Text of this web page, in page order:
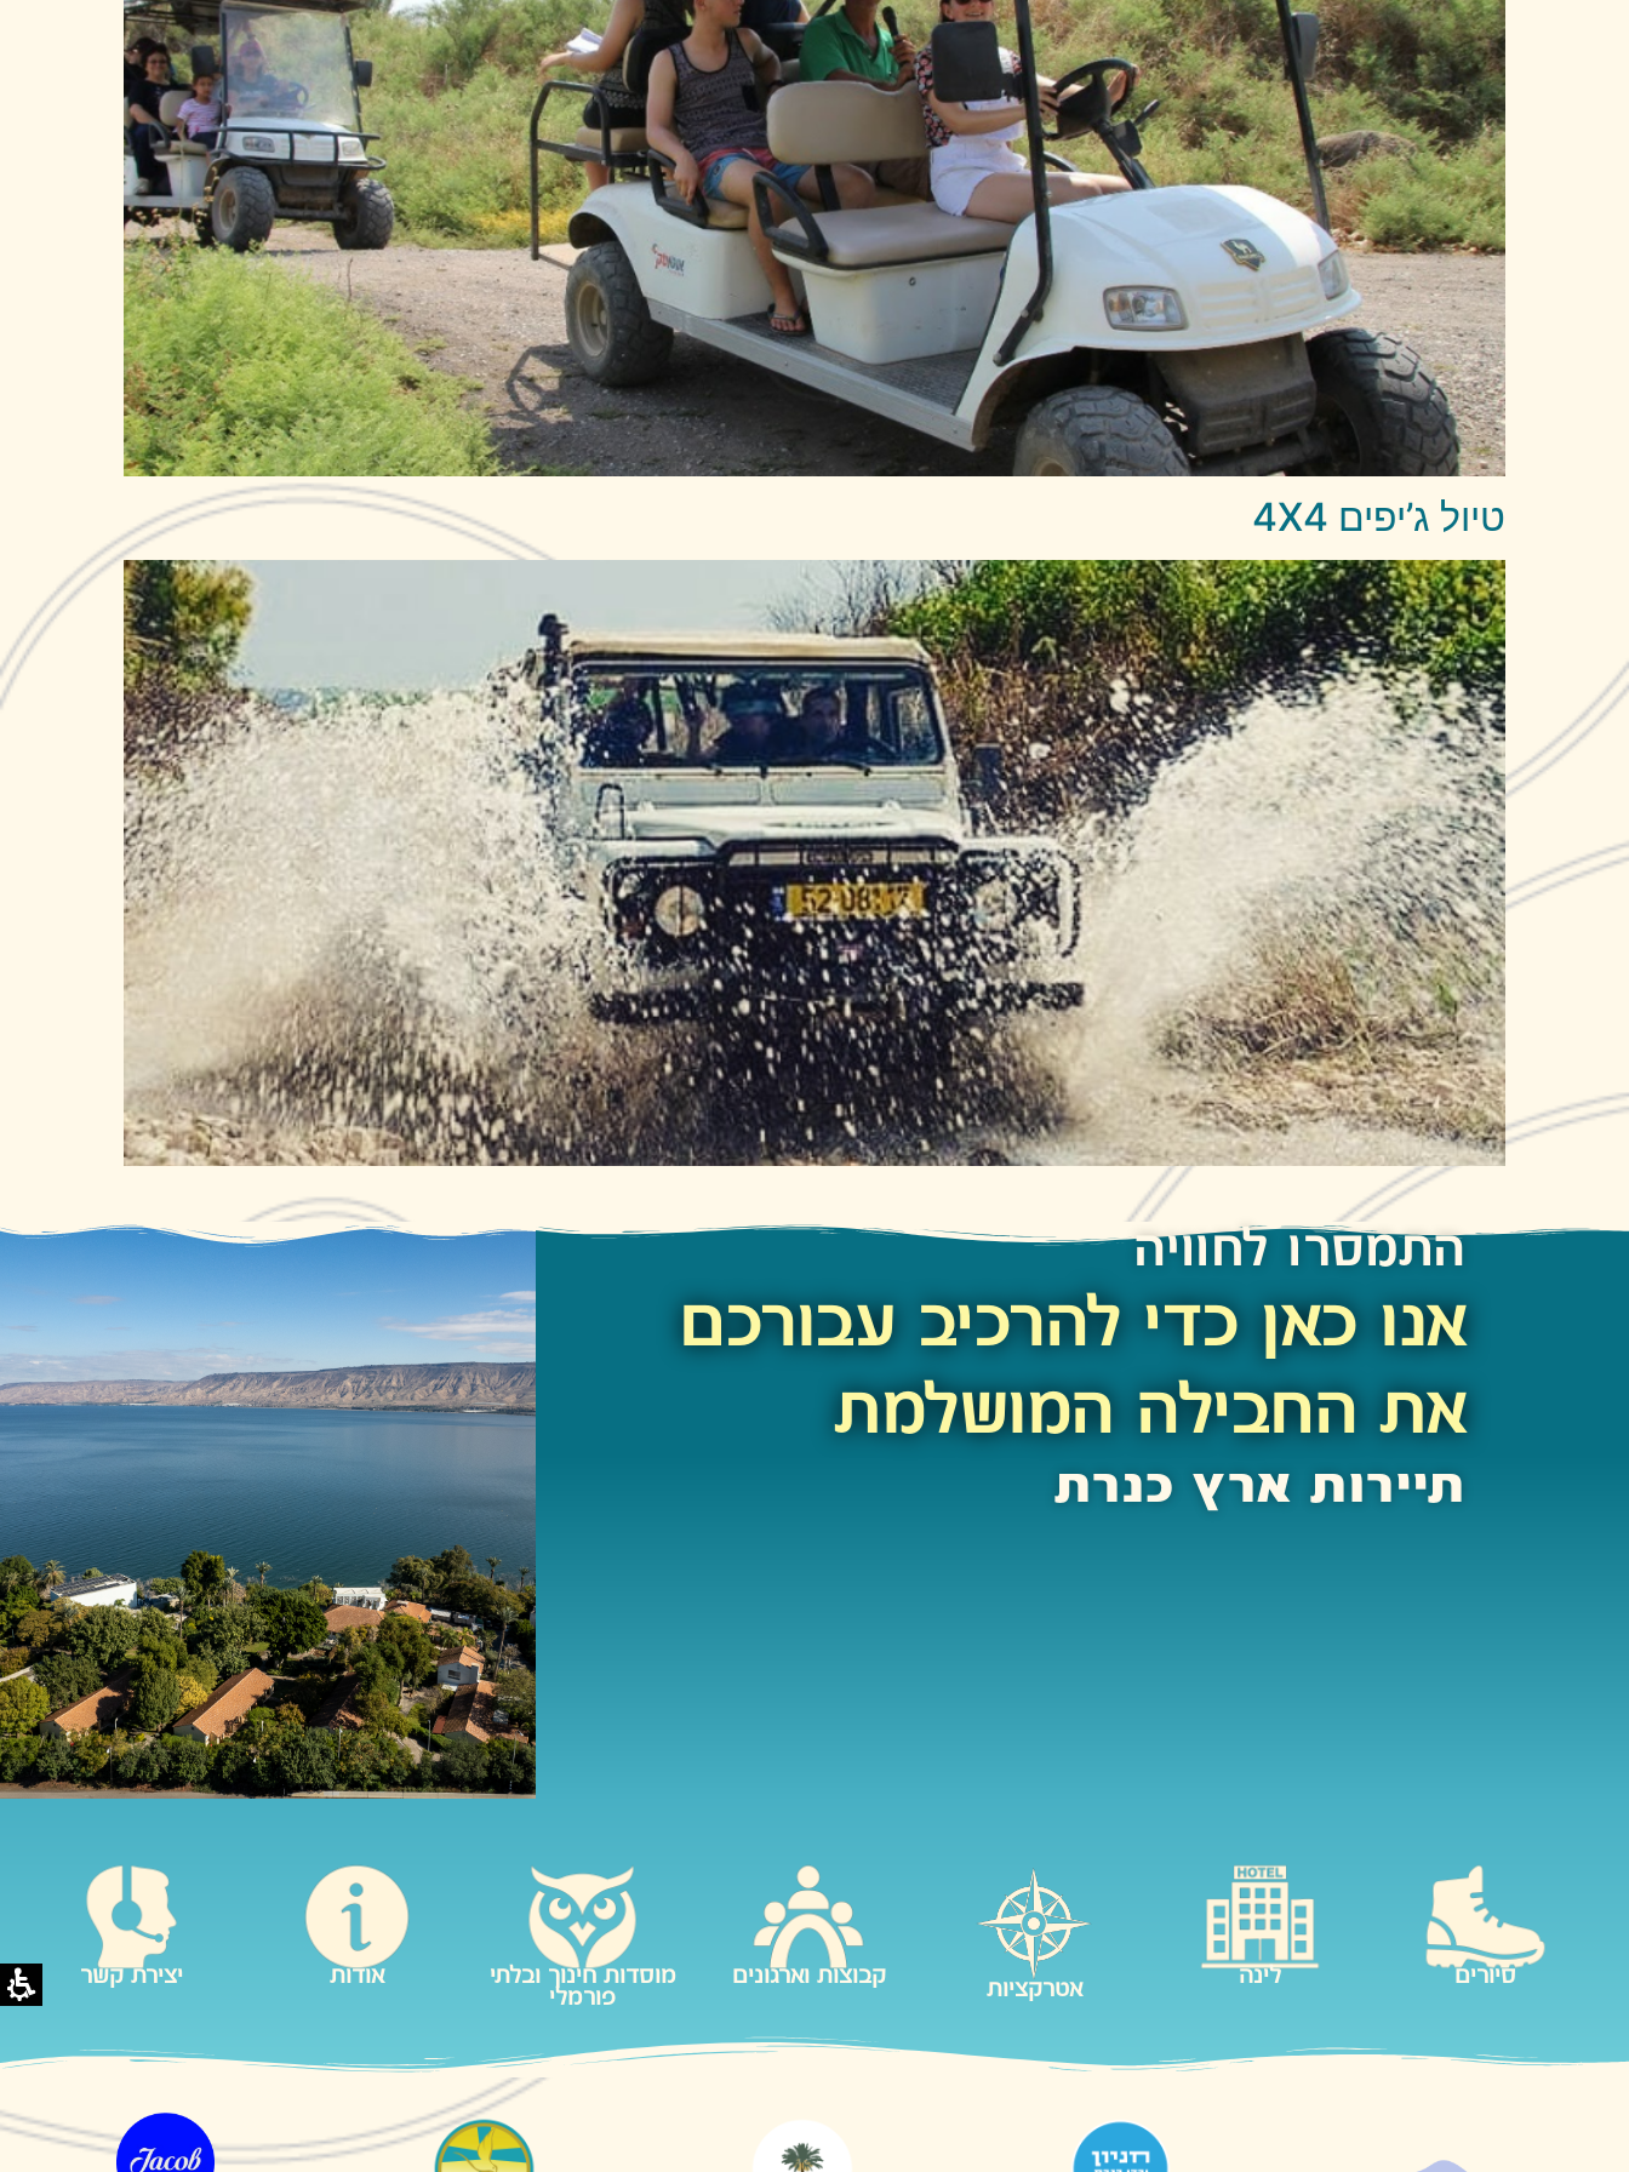
טיול ג’יפים 4X4
התמסרו לחוויה
אנו כאן כדי להרכיב עבורכם
את החבילה המושלמת
תיירות ארץ כנרת
סיורים לינה
אטרקציות
קבוצות וארגונים
מוסדות חינוך ובלתי
פורמלי
אודות יצירת קשר